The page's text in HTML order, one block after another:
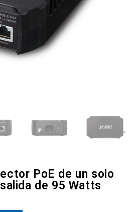
PoE de un solo
de 95 Watts